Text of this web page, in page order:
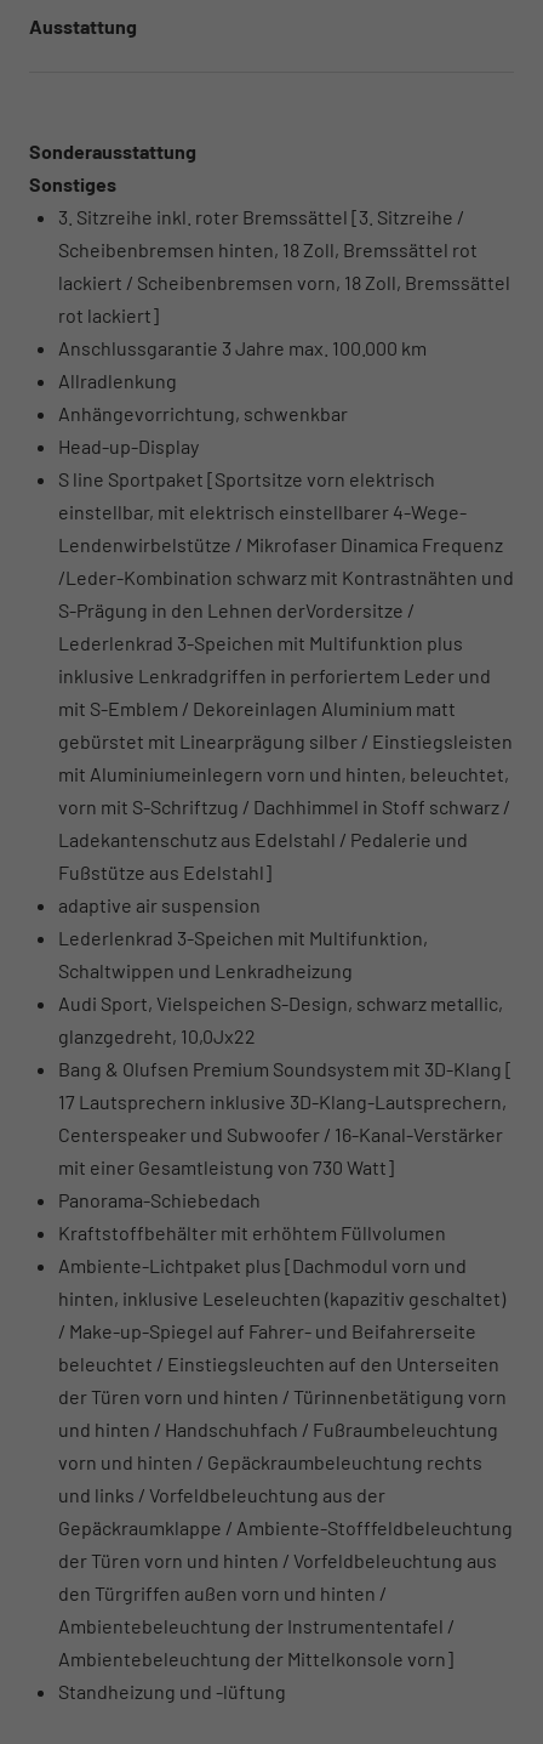
Ausstattung
Sonderausstattung
Sonstiges
3. Sitzreihe inkl. roter Bremssättel [3. Sitzreihe /
Scheibenbremsen hinten, 18 Zoll, Bremssättel rot
lackiert / Scheibenbremsen vorn, 18 Zoll, Bremssättel
rot lackiert]
Anschlussgarantie 3 Jahre max. 100.000 km
Allradlenkung
Anhängevorrichtung, schwenkbar
Head-up-Display
S line Sportpaket [Sportsitze vorn elektrisch
einstellbar, mit elektrisch einstellbarer 4-Wege-
Lendenwirbelstütze / Mikrofaser Dinamica Frequenz
/Leder-Kombination schwarz mit Kontrastnähten und
S-Prägung in den Lehnen derVordersitze /
Lederlenkrad 3-Speichen mit Multifunktion plus
inklusive Lenkradgriffen in perforiertem Leder und
mit S-Emblem / Dekoreinlagen Aluminium matt
gebürstet mit Linearprägung silber / Einstiegsleisten
mit Aluminiumeinlegern vorn und hinten, beleuchtet,
vorn mit S-Schriftzug / Dachhimmel in Stoff schwarz /
Ladekantenschutz aus Edelstahl / Pedalerie und
Fußstütze aus Edelstahl]
adaptive air suspension
Lederlenkrad 3-Speichen mit Multifunktion,
Schaltwippen und Lenkradheizung
Audi Sport, Vielspeichen S-Design, schwarz metallic,
glanzgedreht, 10,0Jx22
Bang & Olufsen Premium Soundsystem mit 3D-Klang [
17 Lautsprechern inklusive 3D-Klang-Lautsprechern,
Centerspeaker und Subwoofer / 16-Kanal-Verstärker
mit einer Gesamtleistung von 730 Watt]
Panorama-Schiebedach
Kraftstoffbehälter mit erhöhtem Füllvolumen
Ambiente-Lichtpaket plus [Dachmodul vorn und
hinten, inklusive Leseleuchten (kapazitiv geschaltet)
/ Make-up-Spiegel auf Fahrer- und Beifahrerseite
beleuchtet / Einstiegsleuchten auf den Unterseiten
der Türen vorn und hinten / Türinnenbetätigung vorn
und hinten / Handschuhfach / Fußraumbeleuchtung
vorn und hinten / Gepäckraumbeleuchtung rechts
und links / Vorfeldbeleuchtung aus der
Gepäckraumklappe / Ambiente-Stofffeldbeleuchtung
der Türen vorn und hinten / Vorfeldbeleuchtung aus
den Türgriffen außen vorn und hinten /
Ambientebeleuchtung der Instrumententafel /
Ambientebeleuchtung der Mittelkonsole vorn]
Standheizung und -lüftung